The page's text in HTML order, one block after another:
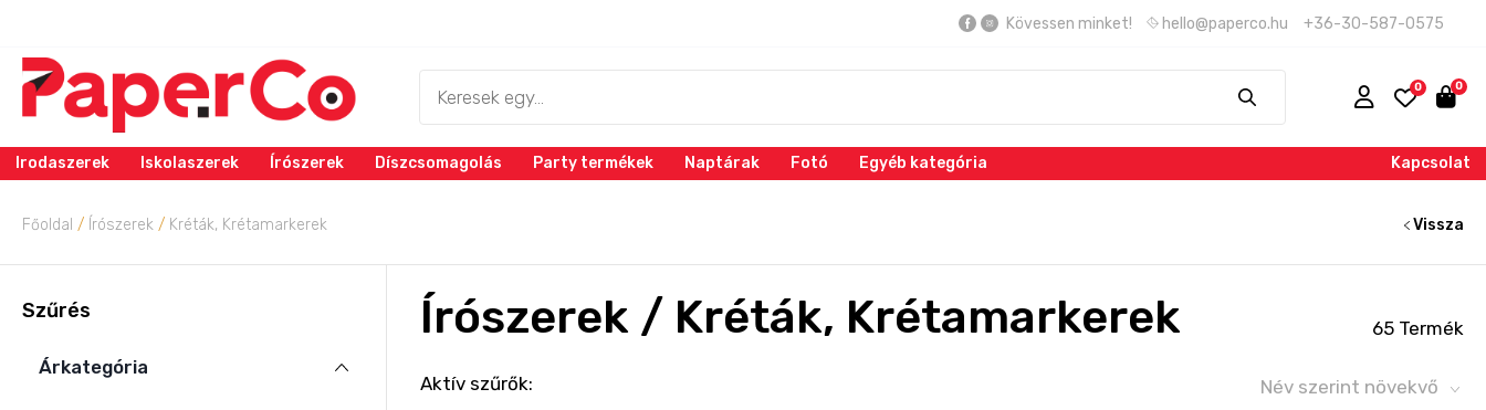
Kövessen minket! hello@paperco.hu +36-30-587-0575
Irodaszerek Iskolaszerek Írószerek Díszcsomagolás Party termékek Naptárak Fotó Egyéb kategória Kapcsolat
Főoldal / Írószerek / Kréták, Krétamarkerek Vissza
Szűrés
Árkategória
Írószerek / Kréták, Krétamarkerek 65 Termék
Aktív szűrők: Név szerint növekvő